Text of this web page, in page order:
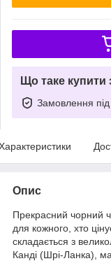
Що таке купити
Замовлення
Опис
Прекрасний чорний
для кожного, хто
складається з
Канді (Шрі-Ланка),